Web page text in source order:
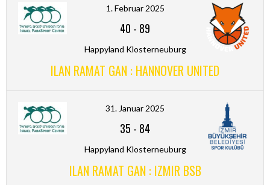
1. Februar 2025
40 - 89
Happyland Klosterneuburg
ILAN RAMAT GAN : HANNOVER UNITED
31. Januar 2025
35 - 84
Happyland Klosterneuburg
ILAN RAMAT GAN : IZMIR BSB